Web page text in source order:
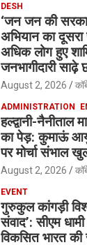
DESH
‘जन जन की
अभियान का
अधिक लोग हुए
जनभागीदारी
August 2, 2026
ADMINISTRATION
हल्द्वानी-नैनीताल
का पेड़: कुमाऊं
पर मोर्चा संभाल
August 2, 2026
EVENT
गुरुकुल कांगड़ी
संवाद’: सीएम
विकसित भारत